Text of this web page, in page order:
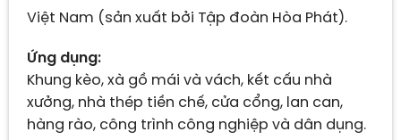
Việt Nam (sản xuất bởi Tập đoàn Hòa Phát).
Ứng dụng:
Khung kèo, xà gồ mái và vách, kết cấu nhà
xưởng, nhà thép tiền chế, cửa cổng, lan can,
hàng rào, công trình công nghiệp và dân dụng.